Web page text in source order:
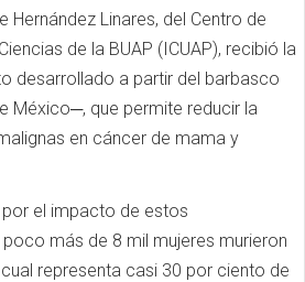
Hernández Linares, del Centro de
de la BUAP (ICUAP), recibió la
desarrollado a partir del barbasco
México─, que permite reducir la
en cáncer de mama y
el impacto de estos
más de 8 mil mujeres murieron
representa casi 30 por ciento de